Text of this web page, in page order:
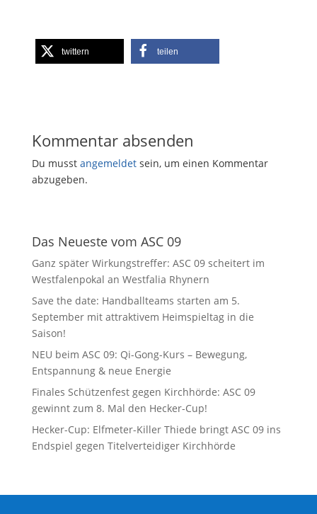
twittern teilen
Kommentar absenden
Du musst angemeldetsein, um einen Kommentar
abzugeben.
Das Neueste vom ASC 09
Ganz später Wirkungstreffer: ASC 09 scheitert im
Westfalenpokal an Westfalia Rhynern
Save the date: Handballteams starten am 5.
September mit attraktivem Heimspieltag in die
Saison!
NEU beim ASC 09: Qi-Gong-Kurs – Bewegung,
Entspannung & neue Energie
Finales Schützenfest gegen Kirchhörde: ASC 09
gewinnt zum 8. Mal den Hecker-Cup!
Hecker-Cup: Elfmeter-Killer Thiede bringt ASC 09 ins
Endspiel gegen Titelverteidiger Kirchhörde